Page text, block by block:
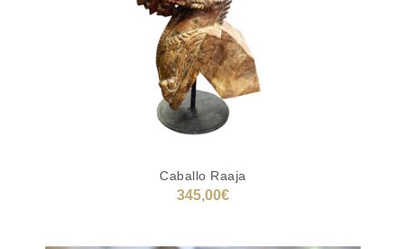
Caballo Raaja
345,00€